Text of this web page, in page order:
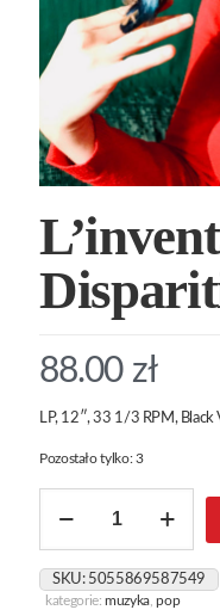
88.00 zł
LP, 12″, 33 1/3 RPM, Black
Pozostało tylko: 3
L'inventaire
Disparitions
SKU: 5055869587549
kategorie:muzyka ,pop